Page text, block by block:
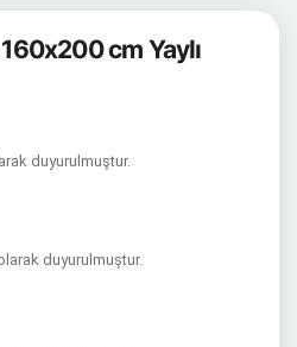
cm Yaylı
duyurulmuştur.
duyurulmuştur.